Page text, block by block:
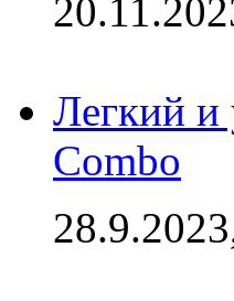
Легкий и
Combo